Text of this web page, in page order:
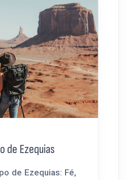
de Ezequias
de Ezequias: Fé,